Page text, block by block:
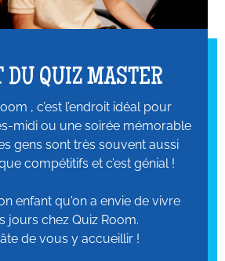
DU QUIZ MASTER
, c’est l’endroit idéal pour
midi ou une soirée mémorable
gens sont très souvent aussi
compétitifs et c’est génial !
enfant qu'on a envie de vivre
jours chez Quiz Room.
de vous y accueillir !